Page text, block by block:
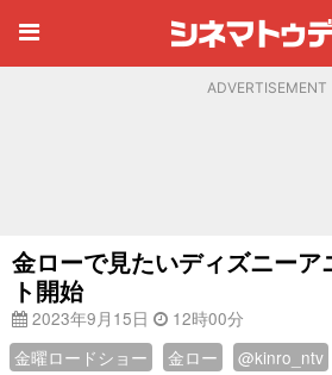
ADVERTISEMENT
金ローで見たいディズニーア
ト開始
2023年9月15日
12時00分
金曜ロードショー
金ロー @kinro_ntv